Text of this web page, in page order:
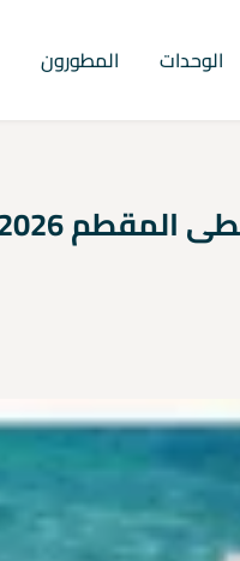
الوحدات المطورون